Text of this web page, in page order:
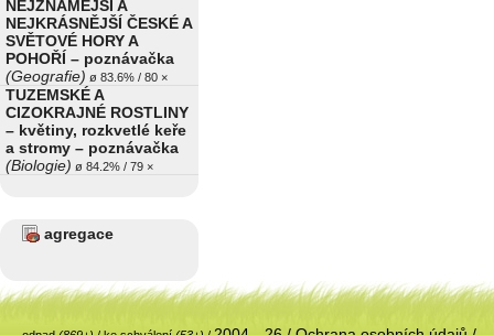
NEJZNÁMĚJŠÍ A
NEJKRÁSNĚJŠÍ ČESKÉ A
SVĚTOVÉ HORY A
POHOŘÍ – poznávačka
(Geografie) ø 83.6% / 80 ×
TUZEMSKÉ A
CIZOKRAJNÉ ROSTLINY
– květiny, rozkvetlé keře
a stromy – poznávačka
(Biologie) ø 84.2% / 79 ×
agregace